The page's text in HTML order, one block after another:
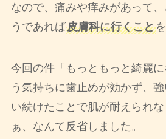
なので、痛みや痒みがあって
うであれば皮膚科に行くこと
今回の件「もっともっと綺麗
う気持ちに歯止めが効かず、
い続けたことで肌が耐えられ
ぁ、なんて反省しました。